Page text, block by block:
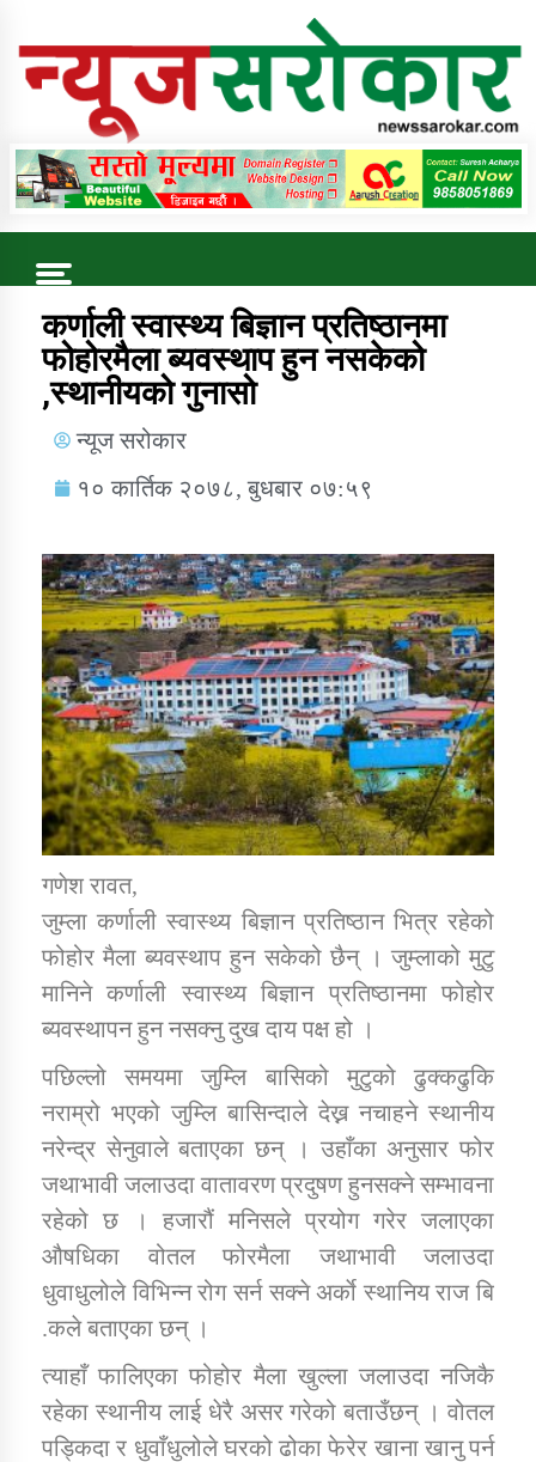
Online News Portal
Trending Now
कुषि बिकास कार्यालय जुम्ला सुचना सन्देश
डिभिजन कार्यालय जुम्लाको सुचना सन्देश
कर्णाली प्रविधि शिक्षालय जुम्लाको सुचना
सामाजिक बिकास कार्यालय जुम्लाकाे सुचना
कार्यक्रम कार्यान्वयन एकाई जुम्लाको सुचना
कर्णाली प्राविधि शिक्षालय जुम्लाको सुचना
कर्णाली स्वास्थ्य बिज्ञान प्रतिष्ठानमा
फोहोरमैला ब्यवस्थाप हुन नसकेको
,स्थानीयको गुनासो
न्यूज सरोकार
१० कार्तिक २०७८, बुधबार ०७:५९
गणेश रावत,
जुम्ला कर्णाली स्वास्थ्य बिज्ञान प्रतिष्ठान भित्र रहेको
फोहोर मैला ब्यवस्थाप हुन सकेको छैन् । जुम्लाको मुटु
मानिने कर्णाली स्वास्थ्य बिज्ञान प्रतिष्ठानमा फोहोर
ब्यवस्थापन हुन नसक्नु दुख दाय पक्ष हो ।
पछिल्लो समयमा जुम्लि बासिको मुटुको ढुक्कढुकि
नराम्रो भएको जुम्लि बासिन्दाले देख्न नचाहने स्थानीय
नरेन्द्र सेनुवाले बताएका छन् । उहाँका अनुसार फोर
जथाभावी जलाउदा वातावरण प्रदुषण हुनसक्ने सम्भावना
रहेको छ । हजारौं मनिसले प्रयोग गरेर जलाएका
औषधिका वोतल फोरमैला जथाभावी जलाउदा
धुवाधुलोले विभिन्न रोग सर्न सक्ने अर्काे स्थानिय राज बि
.कले बताएका छन् ।
त्याहाँ फालिएका फोहोर मैला खुल्ला जलाउदा नजिकै
रहेका स्थानीय लाई धेरै असर गरेको बताउँछन् । वोतल
पड्किदा र धुवाँधुलोले घरको ढोका फेरेर खाना खानु पर्न